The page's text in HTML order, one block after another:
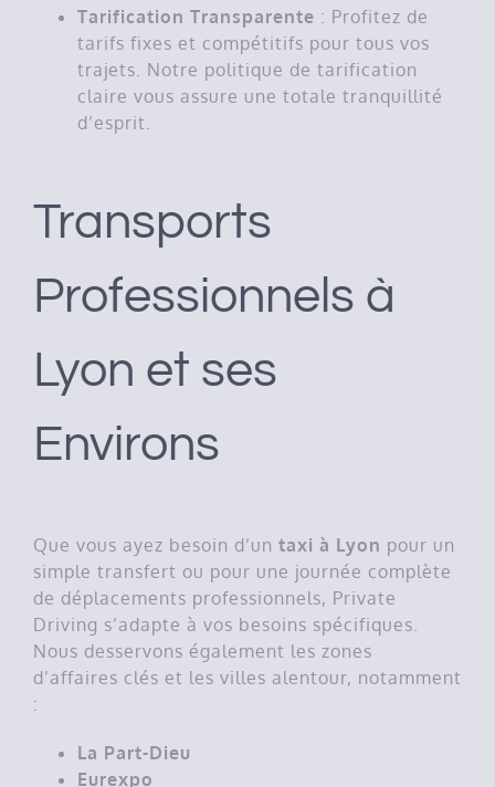
Tarification Transparente : Profitez de
tarifs fixes et compétitifs pour tous vos
trajets. Notre politique de tarification
claire vous assure une totale tranquillité
d’esprit.
Transports
Professionnels à
Lyon et ses
Environs
Que vous ayez besoin d’un taxi à Lyon pour un
simple transfert ou pour une journée complète
de déplacements professionnels, Private
Driving s’adapte à vos besoins spécifiques.
Nous desservons également les zones
d’affaires clés et les villes alentour, notamment
:
La Part-Dieu
Eurexpo